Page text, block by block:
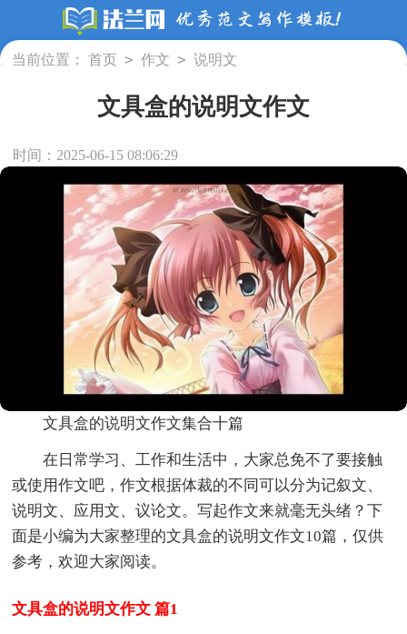
当前位置： 首页 > 作文 > 说明文
文具盒的说明文作文
时间：2025-06-15 08:06:29
文具盒的说明文作文集合十篇
在日常学习、工作和生活中，大家总免不了要接触
或使用作文吧，作文根据体裁的不同可以分为记叙文、
说明文、应用文、议论文。写起作文来就毫无头绪？下
面是小编为大家整理的文具盒的说明文作文10篇，仅供
参考，欢迎大家阅读。
文具盒的说明文作文 篇1